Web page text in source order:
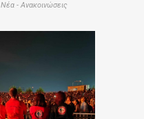
Νέα - Ανακοινώσεις